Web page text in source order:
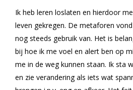
Ik heb leren loslaten en hierdoor
leven gekregen. De metaforen
nog steeds gebruik van. Het is
bij hoe ik me voel en alert ben op
me in de weg kunnen staan. Ik sta
en zie verandering als iets wat